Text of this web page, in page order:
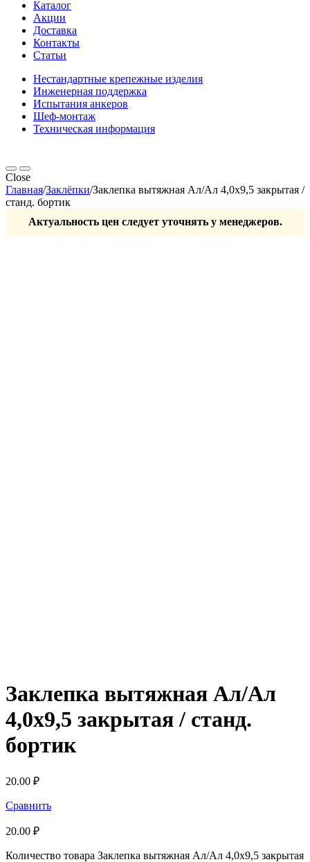
Каталог
Акции
Доставка
Контакты
Статьи
Нестандартные крепежные изделия
Инженерная поддержка
Испытания анкеров
Шеф-монтаж
Техническая информация
Close
Главная/Заклёпки/Заклепка вытяжная Ал/Ал 4,0х9,5 закрытая /
станд. бортик
Актуальность цен следует уточнять у менеджеров.
Заклепка вытяжная Ал/Ал
4,0х9,5 закрытая / станд.
бортик
20.00 ₽
Сравнить
20.00 ₽
Количество товара Заклепка вытяжная Ал/Ал 4,0х9,5 закрытая